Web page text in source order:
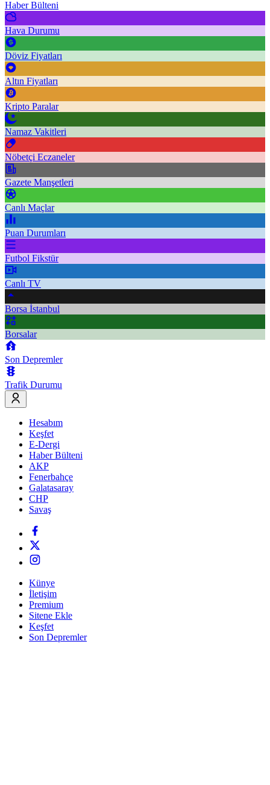
Haber Bülteni
Hava Durumu
Döviz Fiyatları
Altın Fiyatları
Kripto Paralar
Namaz Vakitleri
Nöbetçi Eczaneler
Gazete Manşetleri
Canlı Maçlar
Puan Durumları
Futbol Fikstür
Canlı TV
Borsa İstanbul
Borsalar
Son Depremler
Trafik Durumu
Hesabım
Keşfet
E-Dergi
Haber Bülteni
AKP
Fenerbahçe
Galatasaray
CHP
Savaş
Künye
İletişim
Premium
Sitene Ekle
Keşfet
Son Depremler